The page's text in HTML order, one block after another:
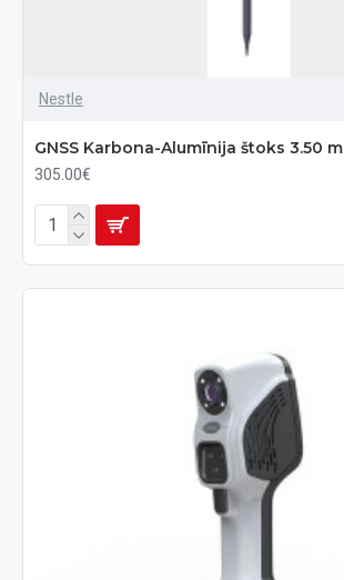
Nestle
GNSS Karbona-Alumīnija štoks 3.50 m
305.00€